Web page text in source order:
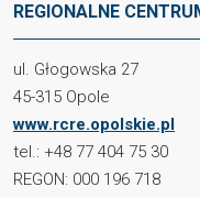
REGIONALNE
ul. Głogowska 27
45-315 Opole
www.rcre.opolskie.pl
tel.: +48 77 404 75 30
REGON: 000 196 718